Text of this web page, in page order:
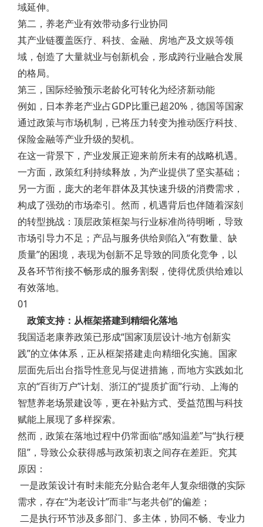
域延伸。
第二，养老产业有效带动多行业协同
其产业链覆盖医疗、科技、金融、房地产及文娱等领
域，创造了大量就业与创新机会，形成跨行业融合发展
的格局。
第三，国际经验预示老龄化可转化为经济新动能
例如，日本养老产业占GDP比重已超20%，德国等国家
通过政策与市场机制，已将压力转变为推动医疗科技、
保险金融等产业升级的契机。
在这一背景下，产业发展正迎来前所未有的战略机遇。
一方面，政策红利持续释放，为产业提供了坚实基础；
另一方面，庞大的老年群体及其快速升级的消费需求，
构成了强劲的市场牵引。然而，机遇背后也伴随着深刻
的转型挑战：顶层政策框架与行业标准尚待明晰，导致
市场引导力不足；产品与服务供给则陷入“有数量、缺
质量”的困境，表现为创新不足导致的同质化竞争，以
及各环节衔接不畅形成的服务割裂，使得优质供给难以
有效落地。
01
政策支持：从框架搭建到精细化落地
我国适老康养政策已形成“国家顶层设计-地方创新实
践”的立体体系，正从框架搭建走向精细化实施。国家
层面先后出台指导性意见与促进措施，而地方实践如北
京的“百街万户”计划、浙江的“提质扩面”行动、上海的
智慧养老场景建设等，更在补贴方式、受益范围与科技
赋能上展现了多样探索。
然而，政策在落地过程中仍常面临“感知温差”与“执行梗
阻”，导致公众获得感与政策初衷之间存在差距。究其
原因：
一是政策设计有时未能充分贴合老年人复杂细微的实际
需求，存在“为老设计”而非“与老共创”的偏差；
二是执行环节涉及多部门、多主体，协同不畅、专业力